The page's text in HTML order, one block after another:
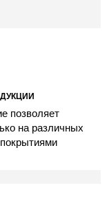
позволяет
на различных